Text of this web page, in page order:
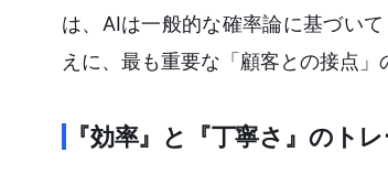
は、AIは一般的な確率論に基づい
えに、最も重要な「顧客との接点
『効率』と『丁寧さ』のト